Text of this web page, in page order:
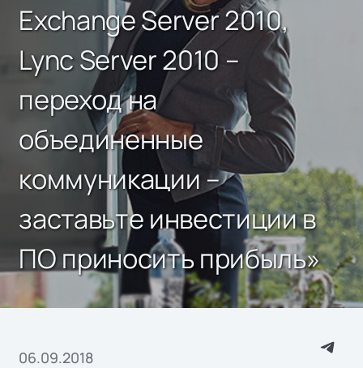
Exchange Server 2010,
Lync Server 2010 –
переход на
объединенные
коммуникации –
заставьте инвестиции в
ПО приносить прибыль»
06.09.2018